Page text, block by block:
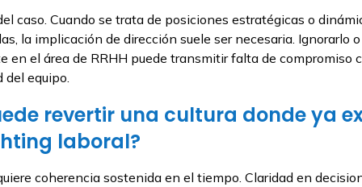
caso. Cuando se trata de posiciones estratégicas o
la implicación de dirección suele ser necesaria. Ignorarlo
en el área de RRHH puede transmitir falta de compromiso
equipo.
revertir una cultura donde ya
laboral?
coherencia sostenida en el tiempo. Claridad en